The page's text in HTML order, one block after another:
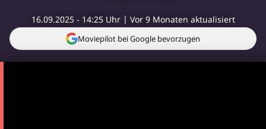
16.09.2025 - 14:25 Uhr Vor 9 Monaten aktualisiert
Moviepilot bei Google bevorzugen